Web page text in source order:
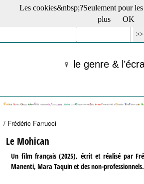
☰ Menu
Films récents
Films -TV/plates-formes
Archives
S’abonner à la Lettre !
♀ le genre &
/ Frédéric Farrucci
Le Mohican
Un film français (2025), écrit et réalisé par
Manenti, Mara Taquin et des non-professionnels.
Les cookies&nbsp;?Seulement pour
plus
OK